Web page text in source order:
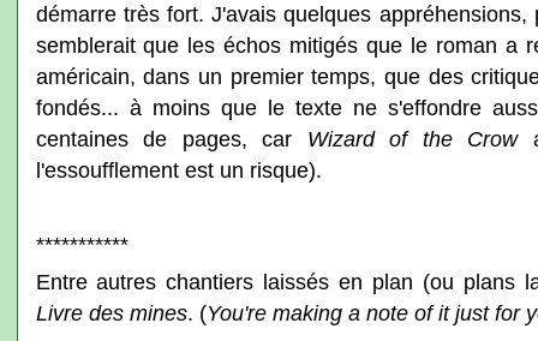
démarre très fort. J'avais quelques
semblerait que les échos mitigés que le roman a
américain, dans un premier temps, que des
fondés... à moins que le texte ne s'effondre
centaines de pages, car Wizard of the Crow
l'essoufflement est un risque).
***********
Entre autres chantiers laissés en plan (ou plans
Livre des mines. (You're making a note of it just for